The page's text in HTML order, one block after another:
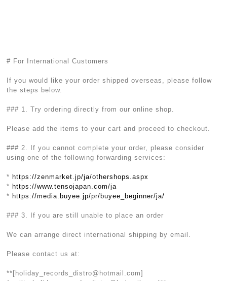
# For International Customers
If you would like your order shipped overseas, please follow
the steps below.
### 1. Try ordering directly from our online shop.
Please add the items to your cart and proceed to checkout.
### 2. If you cannot complete your order, please consider
using one of the following forwarding services:
* https://zenmarket.jp/ja/othershops.aspx
* https://www.tensojapan.com/ja
* https://media.buyee.jp/pr/buyee_beginner/ja/
### 3. If you are still unable to place an order
We can arrange direct international shipping by email.
Please contact us at:
**[ holiday_records_distro@hotmail.com]